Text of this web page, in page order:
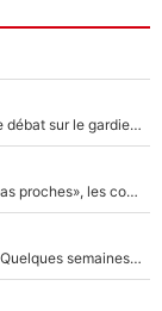
«Admets que tu t'es trompé sur Lucas Chevalier !» : Le débat sur le gardien du PSG vire au clash à l'After Foot
Zinédine Zidane et Didier Deschamps : «Ils n’étaient pas proches», les confidences d’un membre de l’équipe de France 1998 sur leur relation spéciale
Medhi Benatia s'est «senti trahi» par Pablo Longoria : Quelques semaines après son départ, l'ancien directeur de football de l'OM règle ses comptes